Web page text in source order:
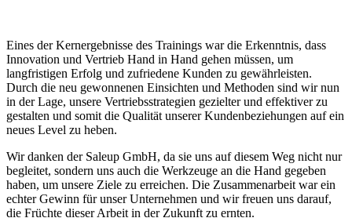
Eines der Kernergebnisse des Trainings war die Erkenntnis, dass
Innovation und Vertrieb Hand in Hand gehen müssen, um
langfristigen Erfolg und zufriedene Kunden zu gewährleisten.
Durch die neu gewonnenen Einsichten und Methoden sind wir nun
in der Lage, unsere Vertriebsstrategien gezielter und effektiver zu
gestalten und somit die Qualität unserer Kundenbeziehungen auf ein
neues Level zu heben.
Wir danken der Saleup GmbH, da sie uns auf diesem Weg nicht nur
begleitet, sondern uns auch die Werkzeuge an die Hand gegeben
haben, um unsere Ziele zu erreichen. Die Zusammenarbeit war ein
echter Gewinn für unser Unternehmen und wir freuen uns darauf,
die Früchte dieser Arbeit in der Zukunft zu ernten.